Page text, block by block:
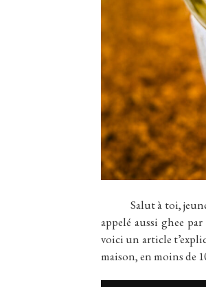
Salut à toi, jeune
appelé aussi ghee
voici un article
maison, en moins de